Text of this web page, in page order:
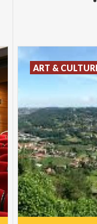
ART &